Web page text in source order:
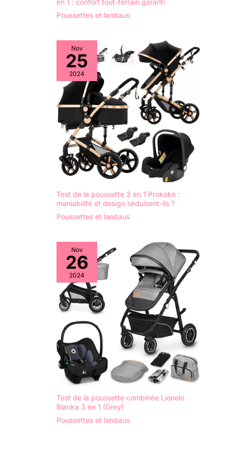
Poussettes et landaus
Nov
25
2024
Test de la poussette 3 en 1 Prokoke :
maniabilité et design séduisent-ils ?
Poussettes et landaus
Nov
26
2024
Test de la poussette combinée Lionelo
Bianka 3 en 1 (Grey)
Poussettes et landaus